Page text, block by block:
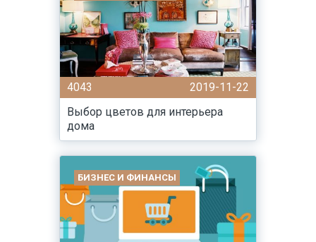
4043
2019-11-22
Выбор цветов для интерьера
дома
БИЗНЕС И ФИНАНСЫ